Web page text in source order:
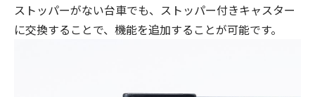
ストッパーがない台車でも、ストッパー付きキャスター
に交換することで、機能を追加することが可能です。